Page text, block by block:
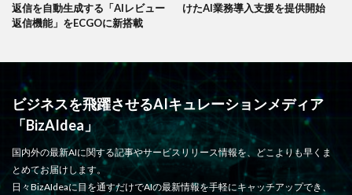
返信を自動生成する「AIレビュー
返信機能」をECGOに新搭載
けたAI業務導入支援を提供開始
ビジネスを飛躍させるAIキュレーションメディア
「BizAIdea」
国内外の最新AIに関する記事やサービスリリース情報を、どこよりも早くま
とめてお届けします。
日々BizAIdeaに目を通すだけでAIの最新情報を手軽にキャッチアップでき、